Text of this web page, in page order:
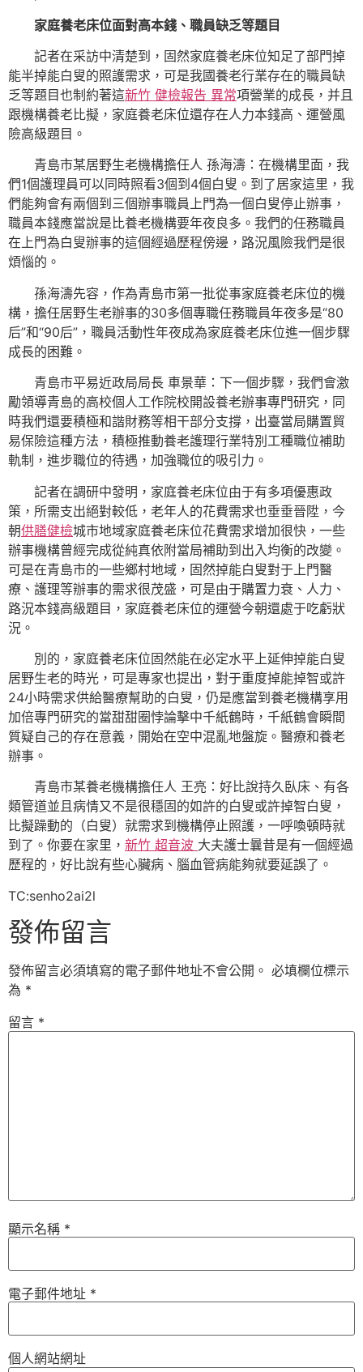
家庭養老床位面對高本錢、職員缺乏等題目
記者在采訪中清楚到，固然家庭養老床位知足了部門掉
能半掉能白叟的照護需求，可是我國養老行業存在的職員缺
乏等題目也制約著這新竹 健檢報告 異常項營業的成長，并且
跟機構養老比擬，家庭養老床位還存在人力本錢高、運營風
險高級題目。
青島市某居野生老機構擔任人 孫海濤：在機構里面，我
們1個護理員可以同時照看3個到4個白叟。到了居家這里，我
們能夠會有兩個到三個辦事職員上門為一個白叟停止辦事，
職員本錢應當說是比養老機構要年夜良多。我們的任務職員
在上門為白叟辦事的這個經過歷程傍邊，路況風險我們是很
煩惱的。
孫海濤先容，作為青島市第一批從事家庭養老床位的機
構，擔任居野生老辦事的30多個專職任務職員年夜多是“80
后”和“90后”，職員活動性年夜成為家庭養老床位進一個步驟
成長的困難。
青島市平易近政局局長 車景華：下一個步驟，我們會激
勵領導青島的高校個人工作院校開設養老辦事專門研究，同
時我們還要積極和諧財務等相干部分支撐，出臺當局購置貿
易保險這種方法，積極推動養老護理行業特別工種職位補助
軌制，進步職位的待遇，加強職位的吸引力。
記者在調研中發明，家庭養老床位由于有多項優惠政
策，所需支出絕對較低，老年人的花費需求也垂垂晉陞，今
朝供膳健檢城市地域家庭養老床位花費需求增加很快，一些
辦事機構曾經完成從純真依附當局補助到出入均衡的改變。
可是在青島市的一些鄉村地域，固然掉能白叟對于上門醫
療、護理等辦事的需求很茂盛，可是由于購置力衰、人力、
路況本錢高級題目，家庭養老床位的運營今朝還處于吃虧狀
況。
別的，家庭養老床位固然能在必定水平上延伸掉能白叟
居野生老的時光，可是專家也提出，對于重度掉能掉智或許
24小時需求供給醫療幫助的白叟，仍是應當到養老機構享用
加倍專門研究的當甜甜圈悖論擊中千紙鶴時，千紙鶴會瞬間
質疑自己的存在意義，開始在空中混亂地盤旋。醫療和養老
辦事。
青島市某養老機構擔任人 王亮：好比說持久臥床、有各
類管道並且病情又不是很穩固的如許的白叟或許掉智白叟，
比擬躁動的（白叟）就需求到機構停止照護，一呼喚頓時就
到了。你要在家里， 新竹 超音波 大夫護士曩昔是有一個經過
歷程的，好比說有些心臟病、腦血管病能夠就要延誤了。
TC:senho2ai2l
發佈留言
發佈留言必須填寫的電子郵件地址不會公開。 必填欄位標示
為 *
留言 *
顯示名稱 *
電子郵件地址 *
個人網站網址